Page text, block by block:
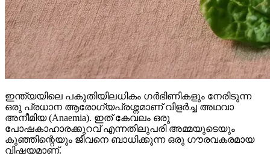
ഇന്ത്യയിലെ പകുതിയിലധികം ഗർഭിണികളും നേരിടുന്ന
ഒരു പ്രധാന ആരോഗ്യപ്രശ്നമാണ് വിളർച്ച അഥവാ
അനീമിയ (Anaemia). ഇത് കേവലം ഒരു
പോഷകാഹാരക്കുറവ് എന്നതിലുപരി അമ്മയുടെയും
കുഞ്ഞിന്റെയും ജീവനെ ബാധിക്കുന്ന ഒരു ഗൗരവകരമായ
വിഷയമാണ്.